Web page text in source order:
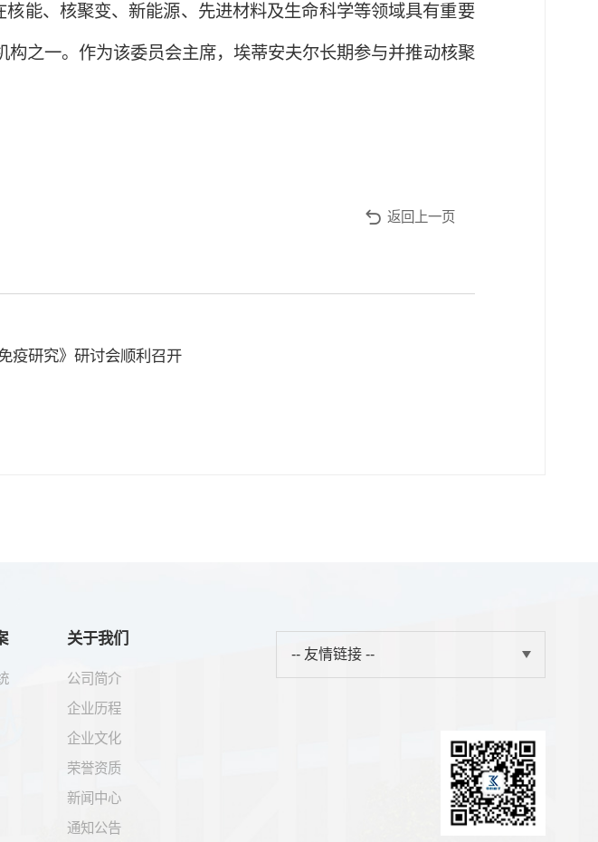
能、核聚变、新能源、先进材料及生命科学等领域具有重要
之一。作为该委员会主席，埃蒂安夫尔长期参与并推动核聚
返回上一页
疫研究》研讨会顺利召开
关于我们
公司简介
企业历程
企业文化
荣誉资质
新闻中心
通知公告